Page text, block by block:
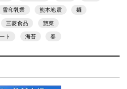
雪印乳業 熊本地震 麺
三菱食品 惣菜
ト 海苔 春